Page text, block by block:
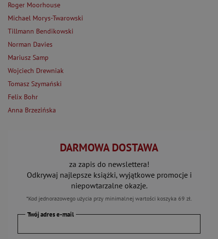
Roger Moorhouse
Michael Morys-Twarowski
Tillmann Bendikowski
Norman Davies
Mariusz Samp
Wojciech Drewniak
Tomasz Szymański
Felix Bohr
Anna Brzezińska
DARMOWA DOSTAWA
za zapis do newslettera!
Odkrywaj najlepsze książki, wyjątkowe promocje i
niepowtarzalne okazje.
*Kod jednorazowego użycia przy minimalnej wartości koszyka 69 zł.
Twój adres e-mail